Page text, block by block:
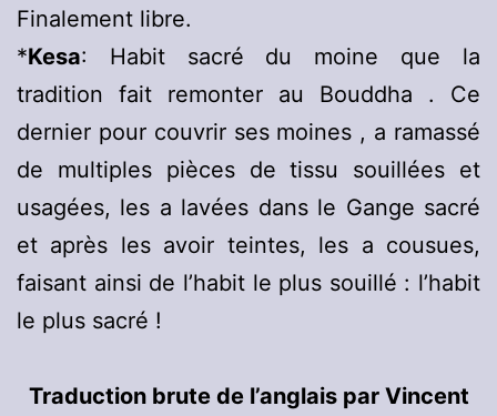
Finalement libre.
*Kesa: Habit sacré du moine que la
tradition fait remonter au Bouddha . Ce
dernier pour couvrir ses moines , a ramassé
de multiples pièces de tissu souillées et
usagées, les a lavées dans le Gange sacré
et après les avoir teintes, les a cousues,
faisant ainsi de l’habit le plus souillé : l’habit
le plus sacré !
Traduction brute de l’anglais par Vincent